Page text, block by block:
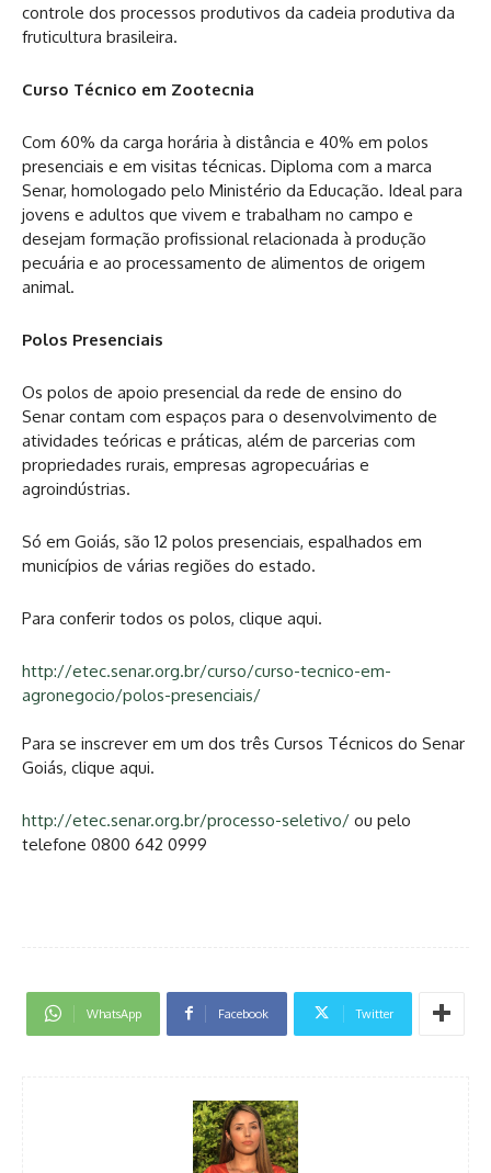
controle dos processos produtivos da cadeia produtiva da
fruticultura brasileira.
Curso Técnico em Zootecnia
Com 60% da carga horária à distância e 40% em polos
presenciais e em visitas técnicas. Diploma com a marca
Senar, homologado pelo Ministério da Educação. Ideal para
jovens e adultos que vivem e trabalham no campo e
desejam formação profissional relacionada à produção
pecuária e ao processamento de alimentos de origem
animal.
Polos Presenciais
Os polos de apoio presencial da rede de ensino do
Senar contam com espaços para o desenvolvimento de
atividades teóricas e práticas, além de parcerias com
propriedades rurais, empresas agropecuárias e
agroindústrias.
Só em Goiás, são 12 polos presenciais, espalhados em
municípios de várias regiões do estado.
Para conferir todos os polos, clique aqui.
http://etec.senar.org.br/curso/curso-tecnico-em-
agronegocio/polos-presenciais/
Para se inscrever em um dos três Cursos Técnicos do Senar
Goiás, clique aqui.
http://etec.senar.org.br/processo-seletivo/ ou pelo
telefone 0800 642 0999
WhatsApp Facebook Twitter